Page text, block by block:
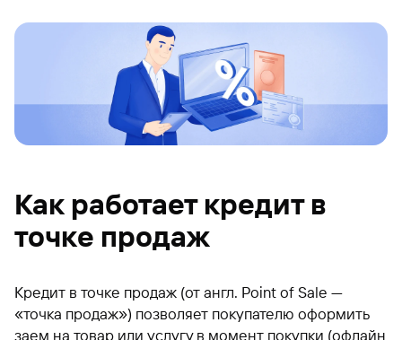
Как работает кредит в
точке продаж
Кредит в точке продаж (от англ. Point of Sale —
«точка продаж») позволяет покупателю оформить
заем на товар или услугу в момент покупки (офлайн